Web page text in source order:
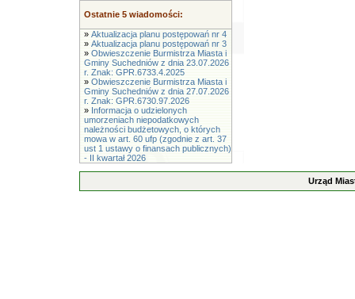
Ostatnie 5 wiadomości:
» Aktualizacja planu postępowań nr 4
» Aktualizacja planu postępowań nr 3
» Obwieszczenie Burmistrza Miasta i
Gminy Suchedniów z dnia 23.07.2026
r. Znak: GPR.6733.4.2025
» Obwieszczenie Burmistrza Miasta i
Gminy Suchedniów z dnia 27.07.2026
r. Znak: GPR.6730.97.2026
» Informacja o udzielonych
umorzeniach niepodatkowych
należności budżetowych, o których
mowa w art. 60 ufp (zgodnie z art. 37
ust 1 ustawy o finansach publicznych)
- II kwartał 2026
Urząd